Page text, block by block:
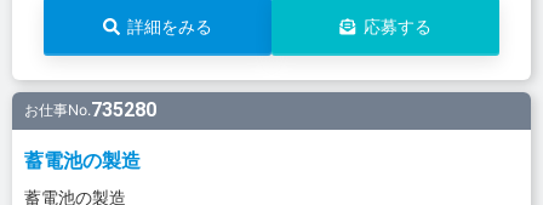
詳細をみる 応募する
お仕事No.735280
蓄電池の製造
蓄電池の製造